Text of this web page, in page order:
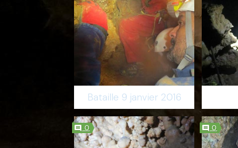
Bataille 9 janvier 2016
0 0